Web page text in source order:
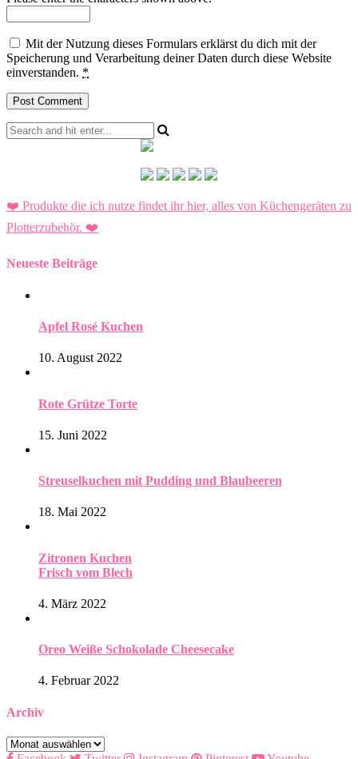
Mit der Nutzung dieses Formulars erklärst du dich mit der
Speicherung und Verarbeitung deiner Daten durch diese Website
einverstanden. *
❤️ Produkte die ich nutze findet ihr hier, alles von Küchengeräten zu
Plotterzubehör. ❤️
Neueste Beiträge
Apfel Rosé Kuchen
10. August 2022
Rote Grütze Torte
15. Juni 2022
Streuselkuchen mit Pudding und Blaubeeren
18. Mai 2022
Zitronen Kuchen
Frisch vom Blech
4. März 2022
Oreo Weiße Schokolade Cheesecake
4. Februar 2022
Archiv
Archiv